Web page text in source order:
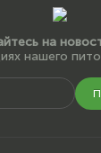
на
нашего